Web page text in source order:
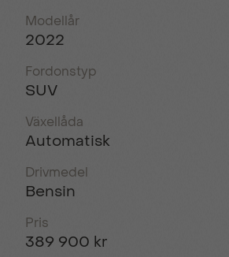
Modellår
2022
Fordonstyp
SUV
Växellåda
Automatisk
Drivmedel
Bensin
Pris
389 900 kr